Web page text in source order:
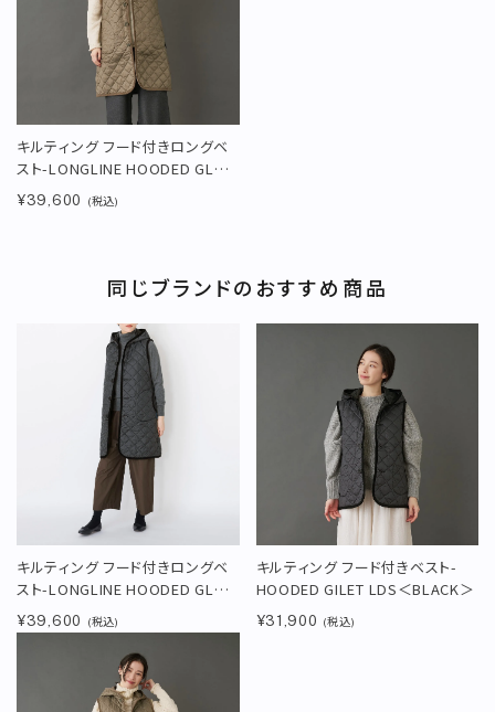
キルティング フード付きロングベ
スト-LONGLINE HOODED GL＜
CORK＞
¥39,600 (税込)
同じブランドのおすすめ商品
キルティング フード付きロングベ
スト-LONGLINE HOODED GL＜
BLACK＞
¥39,600 (税込)
キルティング フード付きベスト-
HOODED GILET LDS＜BLACK＞
¥31,900 (税込)